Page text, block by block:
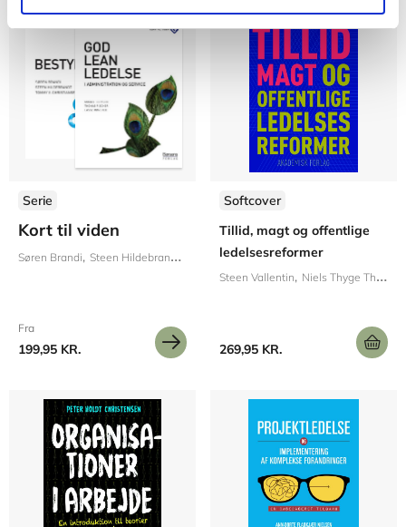
Serie
Kort til viden
Søren Brandi Steen Hildebrandt Tommy V. Christiansen Mikkel Eriksen
Fra
199,95 KR.
Softcover
Tillid, magt og offentlige
ledelsesreformer
Steen Vallentin Niels Thyge Thygesen
269,95 KR.